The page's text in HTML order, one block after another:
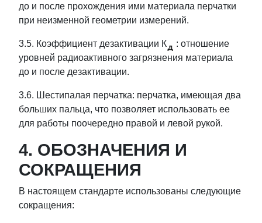
до и после прохождения ими материала перчатки
при неизменной геометрии измерений.
3.5. Коэффициент дезактивации К
: отношение
уровней радиоактивного загрязнения материала
до и после дезактивации.
3.6. Шестипалая перчатка: перчатка, имеющая два
больших пальца, что позволяет использовать ее
для работы поочередно правой и левой рукой.
4. ОБОЗНАЧЕНИЯ И
СОКРАЩЕНИЯ
В настоящем стандарте использованы следующие
сокращения: